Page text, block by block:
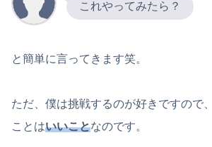
これやってみたら？
と簡単に言ってきます笑。
ただ、僕は挑戦するのが好きですので
ことはいいことなのです。